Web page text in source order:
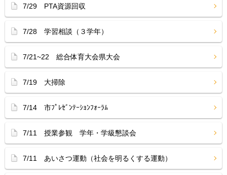
7/29 PTA資源回収
7/28 学習相談（３学年）
7/21~22 総合体育大会県大会
7/19 大掃除
7/14 市ﾌﾟﾚｾﾞﾝﾃｰｼｮﾝﾌｫｰﾗﾑ
7/11 授業参観 学年・学級懇談会
7/11 あいさつ運動（社会を明るくする運動）